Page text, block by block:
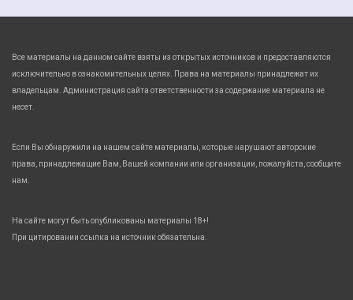
Все материалы на данном сайте взяты из открытых источников и предоставляются
исключительно в ознакомительных целях. Права на материалы принадлежат их
владельцам. Администрация сайта ответственности за содержание материала не
несет.
Если Вы обнаружили на нашем сайте материалы, которые нарушают авторские
права, принадлежащие Вам, Вашей компании или организации, пожалуйста, сообщите
нам.
На сайте могут быть опубликованы материалы 18+!
При цитировании ссылка на источник обязательна.